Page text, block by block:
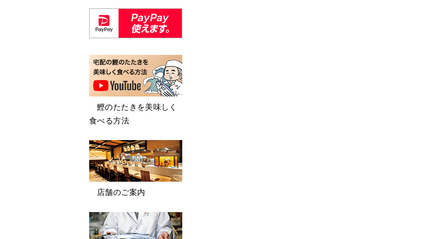
鰹のたたきを美味しく
食べる方法
店舗のご案内